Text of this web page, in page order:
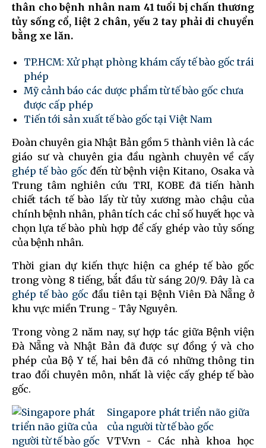
thân cho bệnh nhân nam 41 tuổi bị chấn thương
tủy sống cổ, liệt 2 chân, yếu 2 tay phải di chuyển
bằng xe lăn.
TP.HCM: Xử phạt phòng khám cấy tế bào gốc trái
phép
Mỹ cảnh báo các dược phẩm từ tế bào gốc chưa
được cấp phép
Tiến tới sản xuất tế bào gốc tại Việt Nam
Đoàn chuyên gia Nhật Bản gồm 5 thành viên là các
giáo sư và chuyên gia đầu ngành chuyên về cấy
ghép tế bào gốc đến từ bệnh viện Kitano, Osaka và
Trung tâm nghiên cứu TRI, KOBE đã tiến hành
chiết tách tế bào lấy từ tủy xương mào chậu của
chính bệnh nhân, phân tích các chỉ số huyết học và
chọn lựa tế bào phù hợp để cấy ghép vào tủy sống
của bệnh nhân.
Thời gian dự kiến thực hiện ca ghép tế bào gốc
trong vòng 8 tiếng, bắt đầu từ sáng 20/9. Đây là ca
ghép tế bào gốc đầu tiên tại Bệnh Viên Đà Nẵng ở
khu vực miền Trung - Tây Nguyên.
Trong vòng 2 năm nay, sự hợp tác giữa Bệnh viện
Đà Nẵng và Nhật Bản đã được sự đồng ý và cho
phép của Bộ Y tế, hai bên đã có những thông tin
trao đổi chuyên môn, nhất là việc cấy ghép tế bào
gốc.
Singapore phát triển não giữa
của người từ tế bào gốc
VTV.vn - Các nhà khoa học